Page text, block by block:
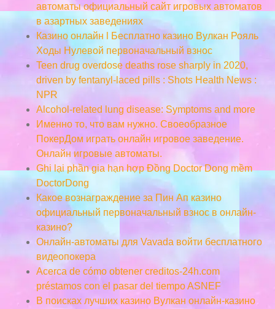
автоматы официальный сайт игровых автоматов
в азартных заведениях
Казино онлайн l Бесплатно казино Вулкан Рояль
Ходы Нулевой первоначальный взнос
Teen drug overdose deaths rose sharply in 2020,
driven by fentanyl-laced pills : Shots Health News :
NPR
Alcohol-related lung disease: Symptoms and more
Именно то, что вам нужно. Своеобразное
ПокерДом играть онлайн игровое заведение.
Онлайн игровые автоматы.
Ghi lại phần gia hạn hợp Đồng Doctor Dong mềm
DoctorDong
Какое вознаграждение за Пин Ап казино
официальный первоначальный взнос в онлайн-
казино?
Онлайн-автоматы для Vavada войти бесплатного
видеопокера
Acerca de cómo obtener creditos-24h.com
préstamos con el pasar del tiempo ASNEF
В поисках лучших казино Вулкан онлайн-казино